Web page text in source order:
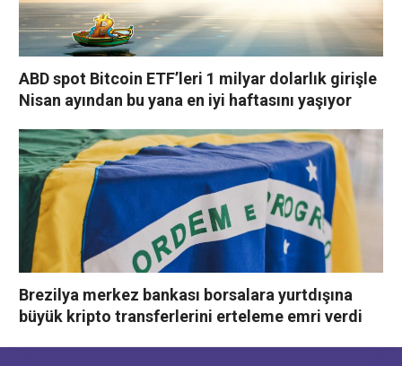
ABD spot Bitcoin ETF’leri 1 milyar dolarlık girişle
Nisan ayından bu yana en iyi haftasını yaşıyor
Brezilya merkez bankası borsalara yurtdışına
büyük kripto transferlerini erteleme emri verdi